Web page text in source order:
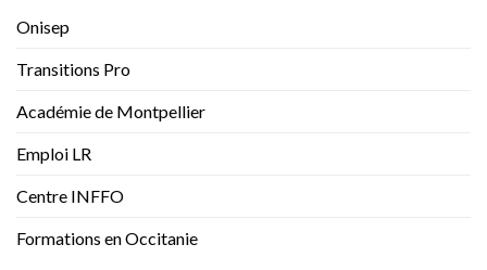
Onisep
Transitions Pro
Académie de Montpellier
Emploi LR
Centre INFFO
Formations en Occitanie